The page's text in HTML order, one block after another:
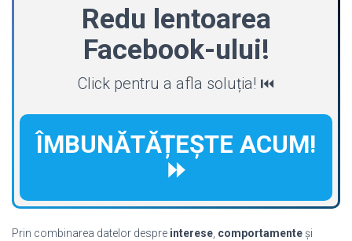
Redu lentoarea
Facebook-ului!
Click pentru a afla soluția! ⏮️
ÎMBUNĂTĂȚEȘTE ACUM!
⏩
Prin combinarea datelor despre interese, comportamenteși